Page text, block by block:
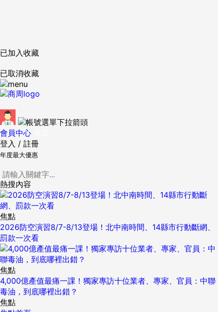
已加入收藏
已取消收藏
會員中心
登入 / 註冊
年度最大優惠
熱搜內容
焦點
2026防空演習8/7-8/13登場！北中南時間、14縣市行動斷網、
罰款一次看
焦點
4,000億產值最痛一課！獨家專訪十位業者、專家、官員：中聯
毒油，到底哪裡出錯？
焦點